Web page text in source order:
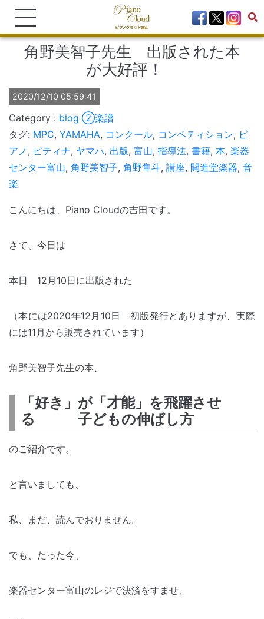
角野美智子先生 出版された本
が大好評！
2020/12/10 05:59:41
blog ②楽譜
タグ: MPC, YAMAHA, コンクール, コンペティション, ピ
アノ , ピティナ, ヤマハ, 出版, 富山, 指導法, 書籍, 本, 楽器
センター富山, 角野美智子, 角野隼斗, 講座, 開進堂楽器, 音
楽
こんにちは、Piano Cloudの吉田です。
さて、今日は
本日 12月10日に出版された
（本には2020年12月10日 初版発行とありますが、実際
には11月から販売されています）
角野美智子先生の本、
「好き」が「才能」を飛躍させ
る 子どもの伸ばし方
のご紹介です。
と言いましても、
私、まだ、読んでおりません。
でも、たった今、
楽器センター富山のレジで決済をすませ、